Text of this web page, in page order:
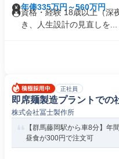
年俸335万円～560万円
資格・経験 18歳以上（深
き、人生設計の見直しを...
正社員
即席麺製造プラントでの
株式会社冨士製作所
【群馬藤岡駅から車8分】年
昼食が300円で注文可